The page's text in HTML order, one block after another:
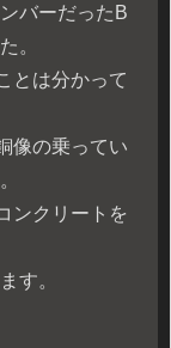
バーだったB
。
とは分かって
像の乗ってい
ンクリートを
す。